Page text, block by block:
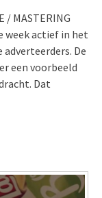
/ MASTERING
week actief in het
De
een voorbeeld
Dat